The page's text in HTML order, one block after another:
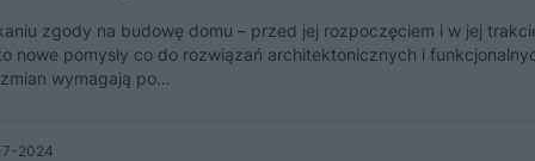
zgody na budowę domu – przed jej rozpoczęciem i w jej
nowe pomysły co do rozwiązań architektonicznych i
wymagają po…
7-2024